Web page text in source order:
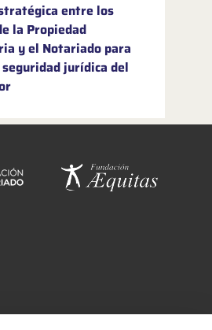
entre los
la Propiedad
y el Notariado para
jurídica del